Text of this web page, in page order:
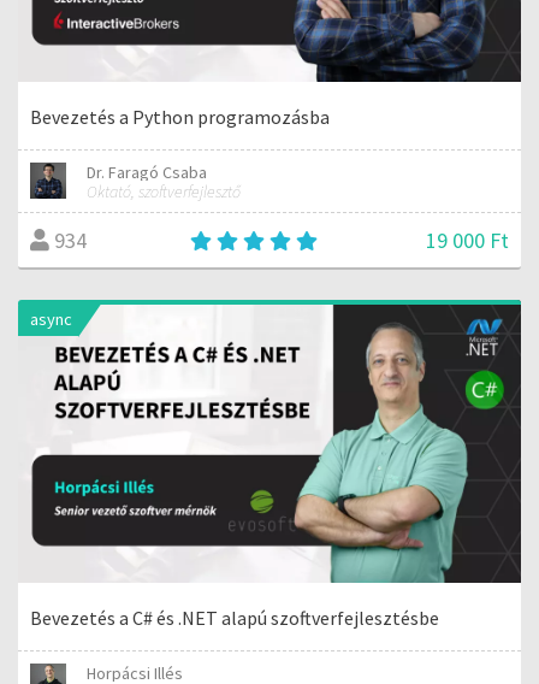
Bevezetés a Python programozásba
Dr. Faragó Csaba
Oktató, szoftverfejlesztő
934 19 000 Ft
async
Bevezetés a C# és .NET alapú szoftverfejlesztésbe
Horpácsi Illés